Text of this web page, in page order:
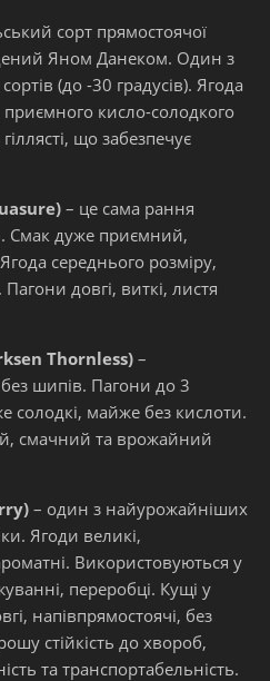
сорт прямостоячої
Яном Данеком. Один з
(до -30 градусів). Ягода
кисло-солодкого
що забезпечує
– це сама рання
Смак дуже приємний,
середнього розміру,
довгі, виткі, листя
Thornless) –
шипів. Пагони до 3
солодкі, майже без кислоти.
смачний та врожайний
– один з найурожайніших
Ягоди великі,
Використовуються у
переробці. Кущі у
напівпрямостоячі, без
стійкість до хвороб,
та транспортабельність.